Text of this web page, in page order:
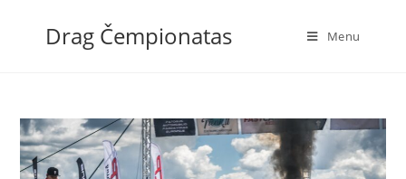
Drag Čempionatas Menu